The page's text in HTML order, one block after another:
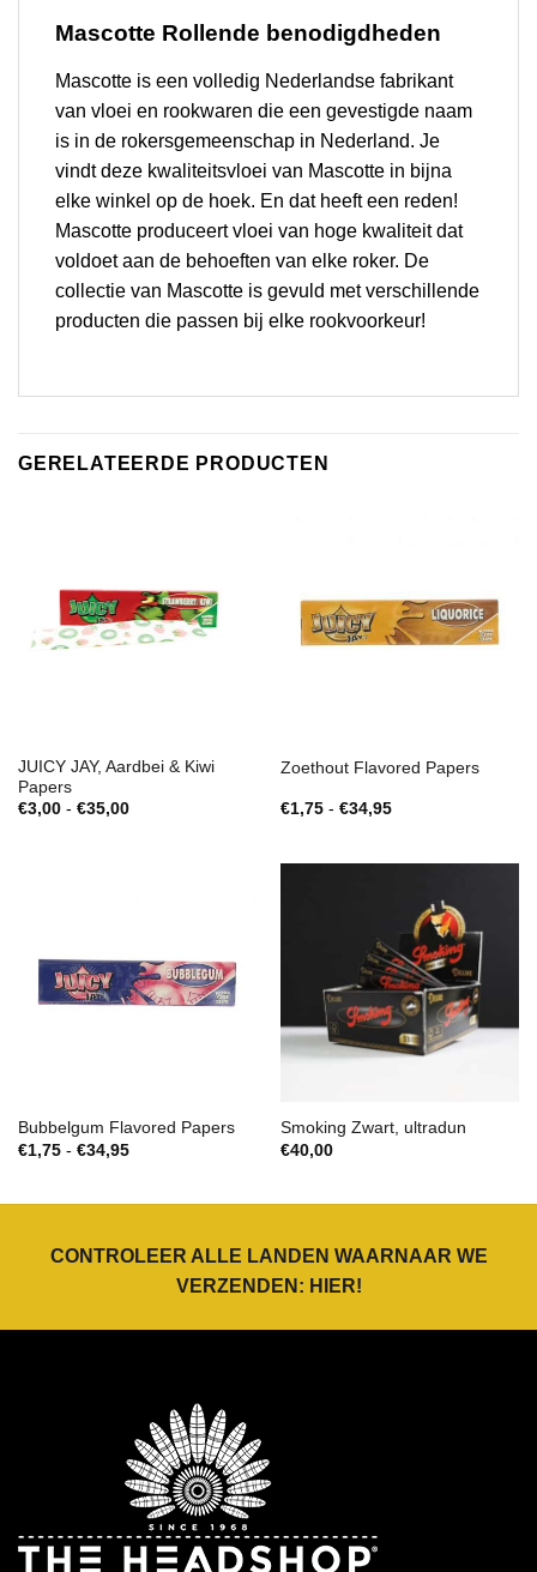
Mascotte Rollende benodigdheden
Mascotte is een volledig Nederlandse fabrikant
van vloei en rookwaren die een gevestigde naam
is in de rokersgemeenschap in Nederland. Je
vindt deze kwaliteitsvloei van Mascotte in bijna
elke winkel op de hoek. En dat heeft een reden!
Mascotte produceert vloei van hoge kwaliteit dat
voldoet aan de behoeften van elke roker. De
collectie van Mascotte is gevuld met verschillende
producten die passen bij elke rookvoorkeur!
GERELATEERDE PRODUCTEN
JUICY JAY, Aardbei & Kiwi
Papers
€3,00 - €35,00Prijsklasse:
Zoethout Flavored Papers
€1,75 - €34,95Prijsklasse:
Bubbelgum Flavored Papers
€1,75 - €34,95Prijsklasse:
Smoking Zwart, ultradun
€40,00
CONTROLEER ALLE LANDEN WAARNAAR WE
VERZENDEN: HIER!